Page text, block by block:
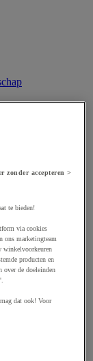
zonder accepteren >
te bieden!
via cookies
ons marketingteam
winkelvoorkeuren
producten en
over de doeleinden
dat ook! Voor